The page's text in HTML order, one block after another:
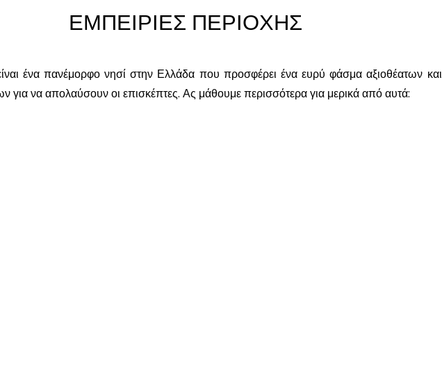
ΕΜΠΕΙΡΙΕΣ ΠΕΡΙΟΧΗΣ
ένα πανέμορφο νησί στην Ελλάδα που προσφέρει ένα ευρύ φάσμα αξιοθέατων και
για να απολαύσουν οι επισκέπτες. Ας μάθουμε περισσότερα για μερικά από αυτά: